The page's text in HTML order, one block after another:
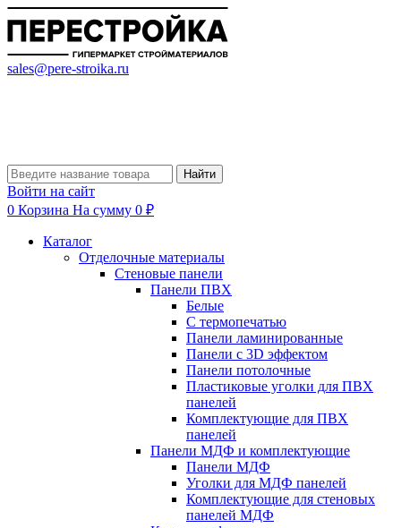
sales@pere-stroika.ru
Найти
Войти на сайт
0 Корзина На сумму 0 ₽
Каталог
Отделочные материалы
Стеновые панели
Панели ПВХ
Белые
С термопечатью
Панели ламинированные
Панели с 3D эффектом
Панели потолочные
Пластиковые уголки для ПВХ
панелей
Комплектующие для ПВХ
панелей
Панели МДФ и комплектующие
Панели МДФ
Уголки для МДФ панелей
Комплектующие для стеновых
панелей МДФ